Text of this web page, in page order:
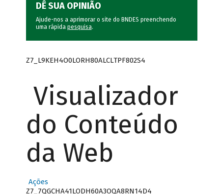
DÊ SUA OPINIÃO
Ajude-nos a aprimorar o site do BNDES preenchendo
uma rápida pesquisa.
Z7_L9KEH4O0LORH80ALCLTPF802S4
Visualizador
do Conteúdo
da Web
Ações
Z7_7QGCHA41LODH60A3OQA8RN14D4